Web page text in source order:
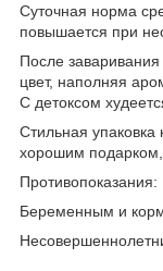
Суточная норма
повышается при
После
цвет, наполняя
С детоксом
Стильная упаковка
хорошим
Противопоказания:
Беременным и